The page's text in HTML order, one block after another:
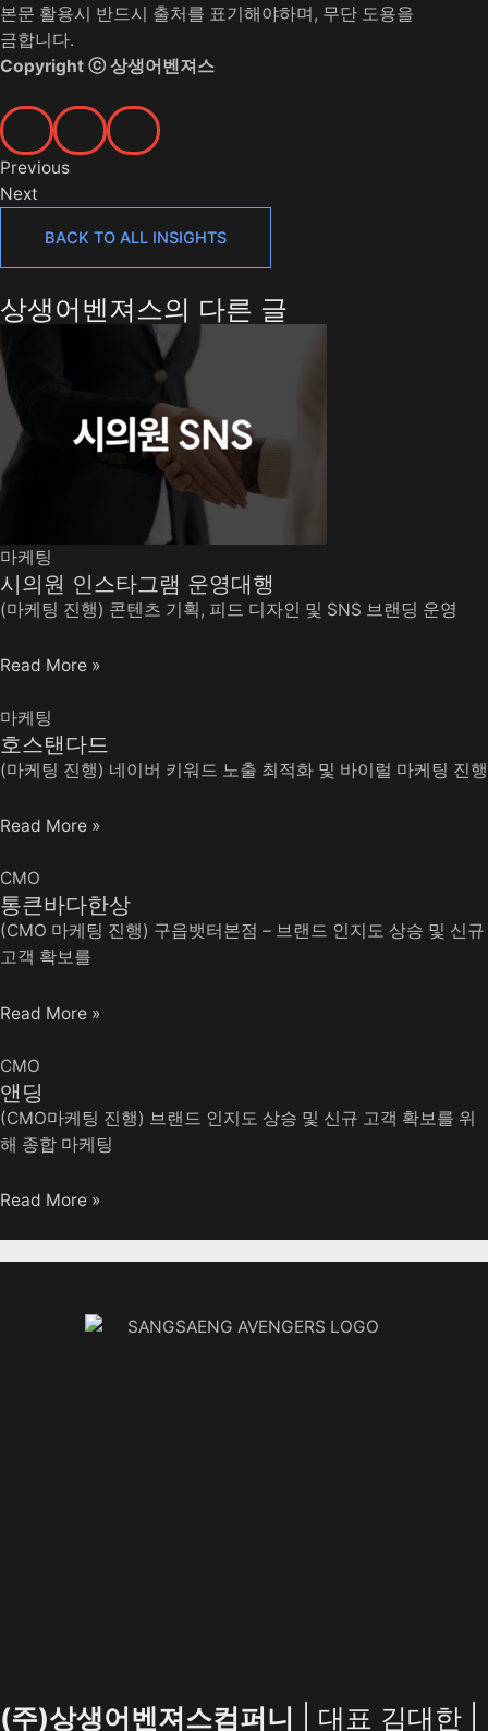
본문 활용시 반드시 출처를 표기해야하며, 무단 도용을
금합니다.
Copyright ⓒ 상생어벤져스
Prev
Previous
Next
Next
BACK TO ALL INSIGHTS
상생어벤져스의 다른 글
마케팅
시의원 인스타그램 운영대행
(마케팅 진행) 콘텐츠 기획, 피드 디자인 및 SNS 브랜딩 운영
Read More »
마케팅
호스탠다드
(마케팅 진행) 네이버 키워드 노출 최적화 및 바이럴 마케팅 진행
Read More »
CMO
통큰바다한상
(CMO 마케팅 진행) 구읍뱃터본점 – 브랜드 인지도 상승 및 신규
고객 확보를
Read More »
CMO
앤딩
(CMO마케팅 진행) 브랜드 인지도 상승 및 신규 고객 확보를 위
해 종합 마케팅
Read More »
(주)상생어벤져스컴퍼니 | 대표 김대한 |